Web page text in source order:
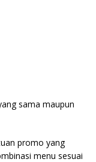
sama maupun
promo yang
menu sesuai